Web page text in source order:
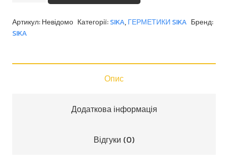
кількість
Артикул:Невідомо Категорії:SIKA,ГЕРМЕТИКИ SIKA Бренд:
SIKA
Опис
Додаткова інформація
Відгуки (0)